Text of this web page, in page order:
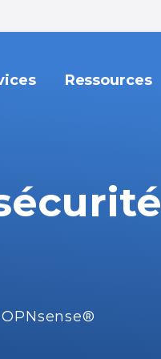
Ressources
OPNsense®